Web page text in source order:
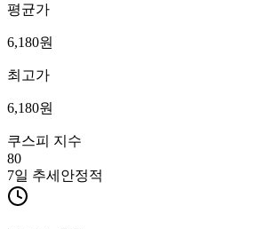
평균가
6,180원
최고가
6,180원
쿠스피 지수
80
7일 추세 안정적